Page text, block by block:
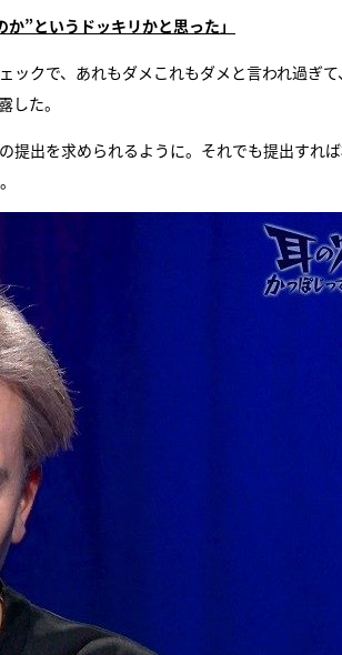
”というドッキリかと思った」
クで、あれもダメこれもダメと言われ過ぎ
た。
提出を求められるように。それでも提出すれ